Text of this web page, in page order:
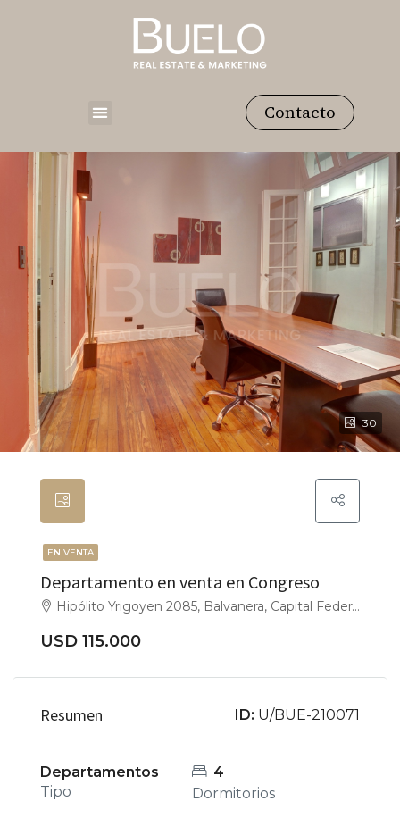
Contacto
30
EN VENTA
Departamento en venta en Congreso
Hipólito Yrigoyen 2085, Balvanera, Capital Federal
USD 115.000
Resumen ID: U/BUE-210071
Departamentos
Tipo
4
Dormitorios